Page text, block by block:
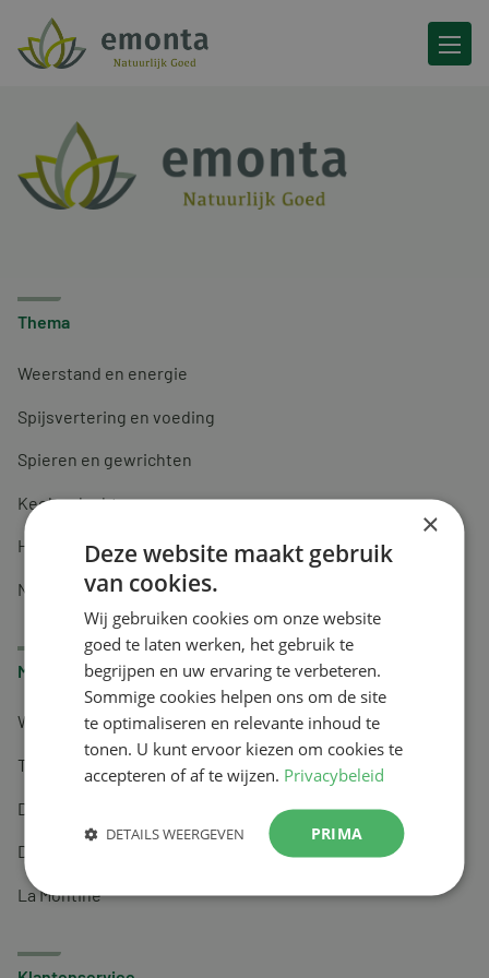
Ga naar de inhoud
Thema
Weerstand en energie
Spijsvertering en voeding
Spieren en gewrichten
Keel en luchtwegen
Huidverzorging
Nachtrust
Merken
Wapiti
Tai-Ginseng
Dermagíq
Draisma
La Montine
×
Deze website maakt gebruik
van cookies.
Wij gebruiken cookies om onze website
goed te laten werken, het gebruik te
begrijpen en uw ervaring te verbeteren.
Sommige cookies helpen ons om de site
te optimaliseren en relevante inhoud te
tonen. U kunt ervoor kiezen om cookies te
accepteren of af te wijzen. Privacybeleid
PRIMA
DETAILS WEERGEVEN